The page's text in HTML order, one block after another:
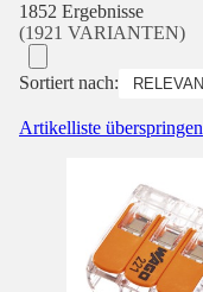
1852 Ergebnisse
(1921 VARIANTEN)
Sortiert nach:
Artikelliste überspringen